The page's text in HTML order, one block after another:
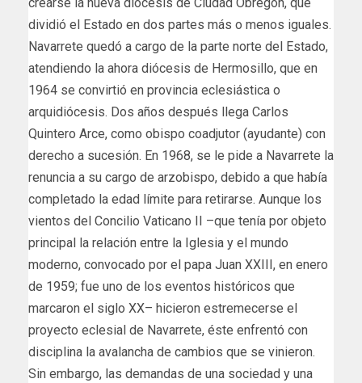
dividió el Estado en dos partes más o menos iguales.
Navarrete quedó a cargo de la parte norte del Estado,
atendiendo la ahora diócesis de Hermosillo, que en
1964 se convirtió en provincia eclesiástica o
arquidiócesis. Dos años después llega Carlos
Quintero Arce, como obispo coadjutor (ayudante) con
derecho a sucesión. En 1968, se le pide a Navarrete la
renuncia a su cargo de arzobispo, debido a que había
completado la edad límite para retirarse. Aunque los
vientos del Concilio Vaticano II –que tenía por objeto
principal la relación entre la Iglesia y el mundo
moderno, convocado por el papa Juan XXIII, en enero
de 1959; fue uno de los eventos históricos que
marcaron el siglo XX– hicieron estremecerse el
proyecto eclesial de Navarrete, éste enfrentó con
disciplina la avalancha de cambios que se vinieron.
Sin embargo, las demandas de una sociedad y una